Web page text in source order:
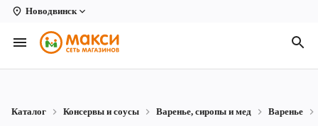
Новодвинск
Вологда
Архангельск
Каталог Консервы и соусы Варенье, сиропы и мед Варенье